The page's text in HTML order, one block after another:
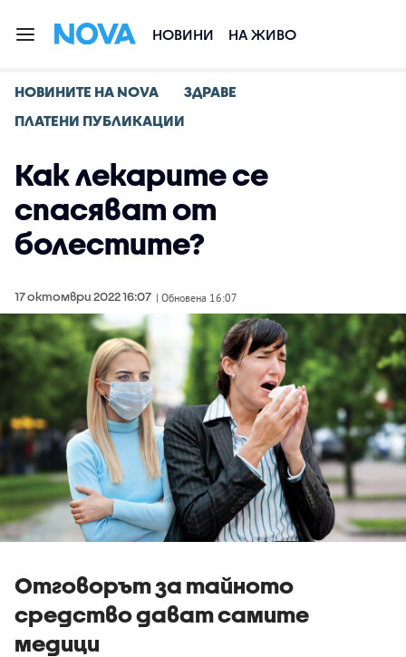
НОВИНИ НА ЖИВО
НОВИНИТЕ НА NOVA
ЗДРАВЕ
ПЛАТЕНИ ПУБЛИКАЦИИ
Как лекарите се
спасяват от
болестите?
17 октомври 2022 16:07 | Обновена 16:07
Отговорът за тайното
средство дават самите
медици